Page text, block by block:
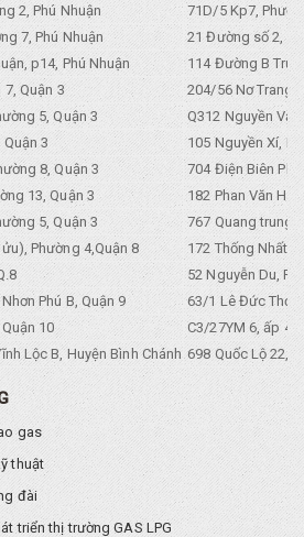
2, Phú Nhuận
71D/5 Kp7,
7, Phú Nhuận
21 Đường số 2,
p14, Phú Nhuận
114 Đường B
Quận 3
204/56 Nơ Trang
5, Quận 3
Q312 Nguyền
3
105 Nguyền Xí,
8, Quận 3
704 Điện Biên
13, Quận 3
182 Phan Văn
5, Quận 3
767 Quang trung,
Phường 4,Quận 8
172 Thống Nhất.
52 Nguyễn Du,
Phú B, Quận 9
63/1 Lê Đức Thọ,
10
C3/27YM 6, ấp 4,
Lộc B, Huyện Bình Chánh 698 Quốc Lộ 22,
gas
thuật
đài
triển thị trường GAS LPG